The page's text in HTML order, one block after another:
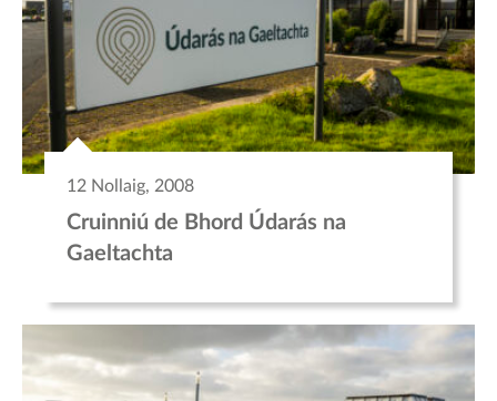
12 Nollaig, 2008
Cruinniú de Bhord Údarás na
Gaeltachta